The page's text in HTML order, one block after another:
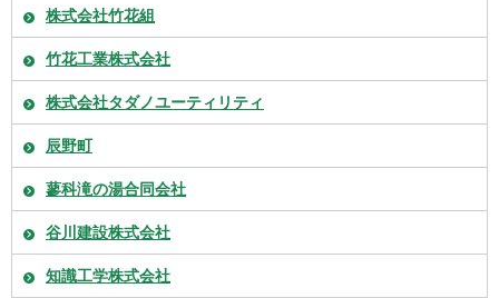
株式会社竹花組
竹花工業株式会社
株式会社タダノユーティリティ
辰野町
蓼科滝の湯合同会社
谷川建設株式会社
知識工学株式会社